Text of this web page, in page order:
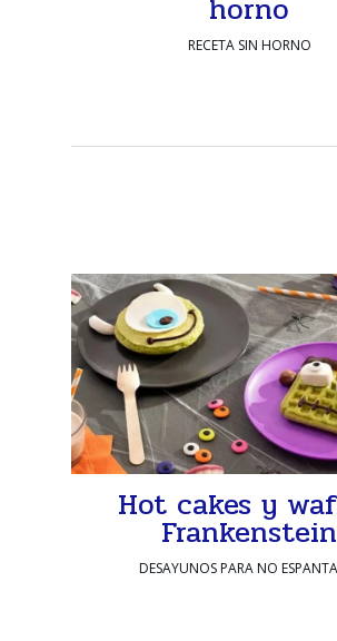
RECETA SIN HORNO
Hot cakes y
Frankenstein
DESAYUNOS PARA NO